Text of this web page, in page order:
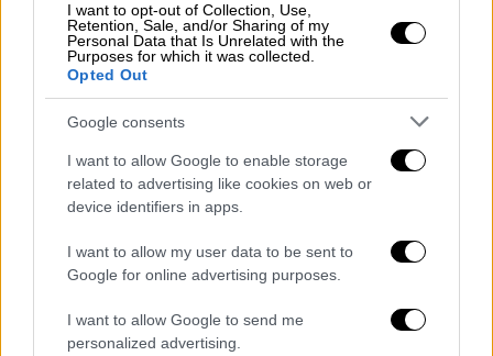
I want to opt-out of Collection, Use,
Retention, Sale, and/or Sharing of my
Personal Data that Is Unrelated with the
Purposes for which it was collected.
Opted Out
Google consents
I want to allow Google to enable storage
related to advertising like cookies on web or
device identifiers in apps.
I want to allow my user data to be sent to
Google for online advertising purposes.
I want to allow Google to send me
personalized advertising.